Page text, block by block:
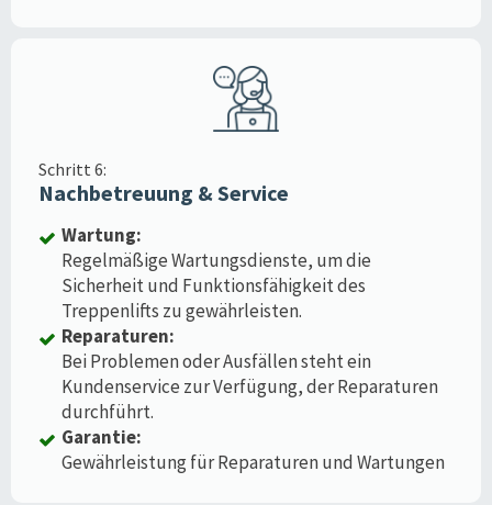
Schritt 6:
Nachbetreuung & Service
Wartung:
Regelmäßige Wartungsdienste, um die
Sicherheit und Funktionsfähigkeit des
Treppenlifts zu gewährleisten.
Reparaturen:
Bei Problemen oder Ausfällen steht ein
Kundenservice zur Verfügung, der Reparaturen
durchführt.
Garantie:
Gewährleistung für Reparaturen und Wartungen